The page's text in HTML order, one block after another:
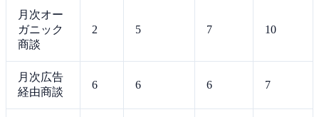
月次オー
ガニック
商談
2 5 7 10
月次広告
経由商談
6 6 6 7